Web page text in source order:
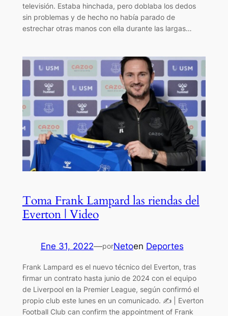
televisión. Estaba hinchada, pero doblaba los dedos
sin problemas y de hecho no había parado de
estrechar otras manos con ella durante las largas…
Toma Frank Lampard las riendas del
Everton | Video
Ene 31, 2022—porNetoen Deportes
Frank Lampard es el nuevo técnico del Everton, tras
firmar un contrato hasta junio de 2024 con el equipo
de Liverpool en la Premier League, según confirmó el
propio club este lunes en un comunicado. ✍️ | Everton
Football Club can confirm the appointment of Frank